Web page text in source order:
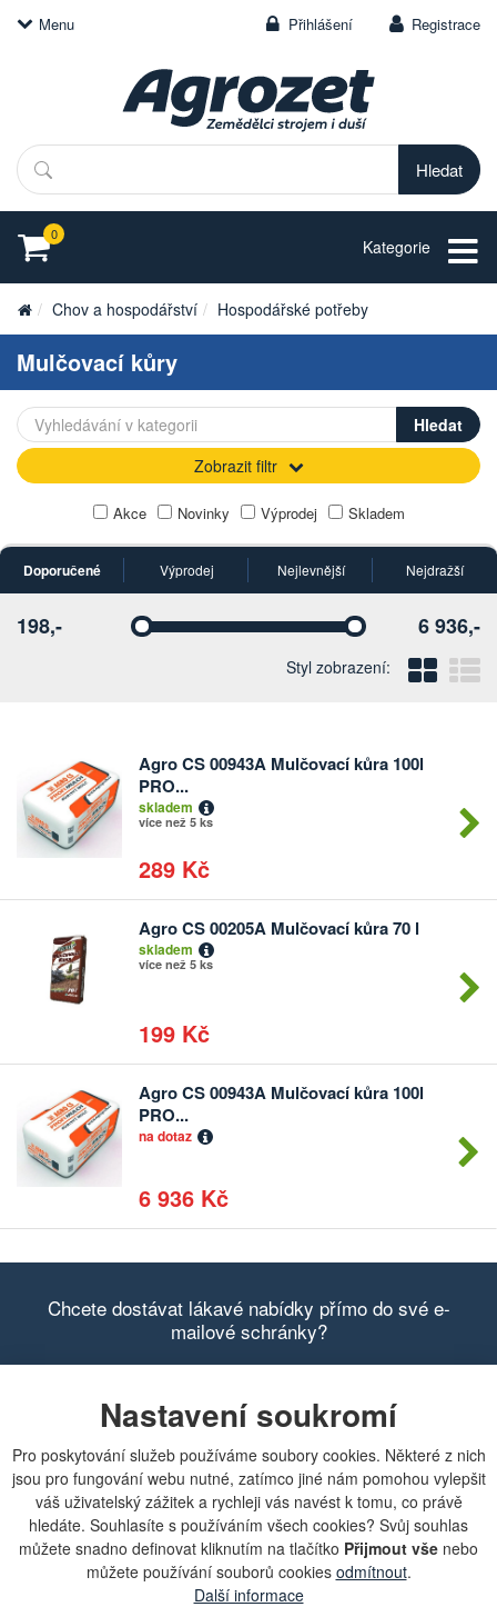
Nastavení soukromí
Pro poskytování služeb používáme soubory cookies. Některé z nich
jsou pro fungování webu nutné, zatímco jiné nám pomohou vylepšit
váš uživatelský zážitek a rychleji vás navést k tomu, co právě
hledáte. Souhlasíte s používáním všech cookies? Svůj souhlas
můžete snadno definovat kliknutím na tlačítko Přijmout vše nebo
můžete používání souborů cookies odmítnout.
Další informace
Menu Přihlášení Registrace
Hledat
0
Kategorie
Chov a hospodářství Hospodářské potřeby
Mulčovací kůry
Zobrazit filtr
Akce Novinky Výprodej Skladem
Doporučené Výprodej Nejlevnější Nejdražší
Vyberte Vyberte
198,- 6 936,-
Styl zobrazení:
Agro CS 00943A Mulčovací kůra 100l
PRO...
skladem
více než 5 ks
289 Kč
Počet
Agro CS 00205A Mulčovací kůra 70 l
skladem
více než 5 ks
199 Kč
Počet
kusů
Agro CS 00943A Mulčovací kůra 100l
PRO...
na dotaz
6 936 Kč
Počet
Chcete dostávat lákavé nabídky přímo do své e-
mailové schránky?
Zobrazit aktuální newsletter
Rychlá navigace